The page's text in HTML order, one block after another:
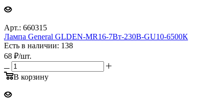
Арт.: 660315
Лампа General GLDEN-MR16-7Вт-230В-GU10-6500К
Есть в наличии: 138
68 ₽/шт.
В корзину